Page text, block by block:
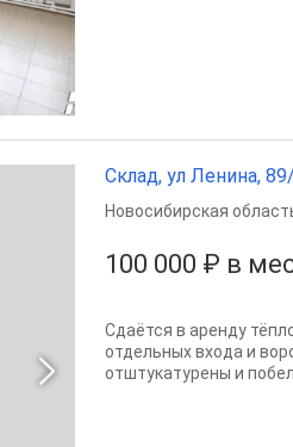
Склад, ул Ленина,
100 000 ₽ в
Новосибирская
Сдаётся в аренду
отдельных входа и
отштукатурены и